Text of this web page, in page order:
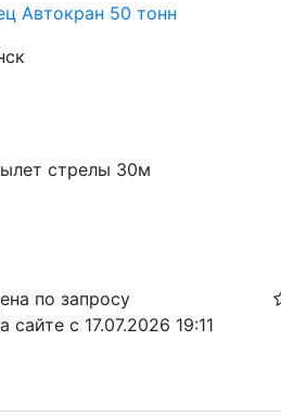
Автокран 50 тонн
стрелы 30м
по запросу
сайте с 17.07.2026 19:11